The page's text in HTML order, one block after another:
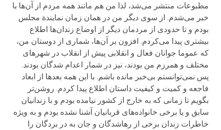
مطبوعات منتشر می‌شد، لذا من هم مانند همه مردم از آن‌ها با
خبر می‌شدم. از سوی دیگر من در‌‌ همان زمان نمایندة مجلس
بودم و تا حدودی از مردمان دیگر از اوضاع زندان‌ها اطلاع
بیشتری پیدا می‌کردم. افزون بر آن‌ها، شماری از دوستان من،
که عموما جوانان فعال و انقلابی پیش از انقلاب در شهرهای
مختلف و همرزم من بودند، نیز در شمار اعدام شدگان بودند.
پس نمی‌توانستم بی‌خبر مانده باشم. با این همه بعد‌ها از ابعاد
فاجعه و کمیت و کیفیت داستان اطلاع پیدا کردم. روشن‌تر
بگویم تا زمانی که به خارج از کشور نیامده بودم و با زندانیان
سابق و یا برخی خانواده‌های قربانیان آشنا نشده بودم و به ویژه
خاطرات زندان برخی از رهاشدگان و جان به در بردگان را